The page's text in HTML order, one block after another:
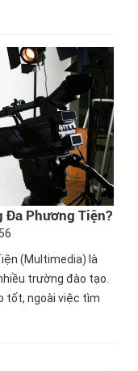
Đa Phương Tiện?
(Multimedia) là
trường đào tạo.
tốt, ngoài việc tìm
thực hành, cơ hội